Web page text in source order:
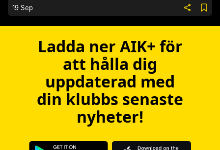
19 Sep
Ladda ner AIK+ för
att hålla dig
uppdaterad med
din klubbs senaste
nyheter!